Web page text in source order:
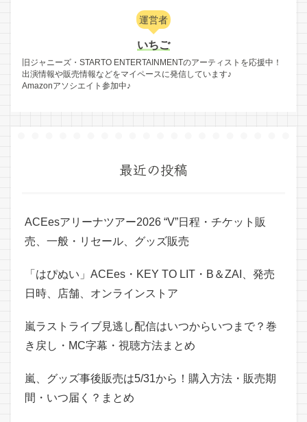
運営者
いちご
旧ジャニーズ・STARTO ENTERTAINMENTのアーティストを応援中！
出演情報や販売情報などをマイペースに発信しています♪
Amazonアソシエイト参加中♪
最近の投稿
ACEesアリーナツアー2026 “V”日程・チケット販
売、一般・リセール、グッズ販売
「はぴぬい」ACEes・KEY TO LIT・B＆ZAI、発売
日時、店舗、オンラインストア
嵐ラストライブ見逃し配信はいつからいつまで？巻
き戻し・MC字幕・視聴方法まとめ
嵐、グッズ事後販売は5/31から！購入方法・販売期
間・いつ届く？まとめ